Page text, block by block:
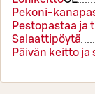
Pekoni-
Pestopastaa ja
Salaattipöytä
Päivän keitto ja